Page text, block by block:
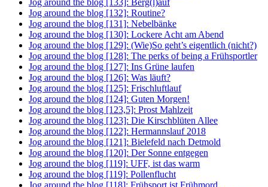
Jog around the blog [132]: Routine?
Jog around the blog [131]: Nebelbänke
Jog around the blog [130]: Lockere Acht am Abend
Jog around the blog [129]: (Wie)So geht’s eigentlich (nicht?)
Jog around the blog [128]: The perks of being a Frühsportler
Jog around the blog [127]: Ins Grüne laufen
Jog around the blog [126]: Was läuft?
Jog around the blog [125]: Frischluftlauf
Jog around the blog [124]: Guten Morgen!
Jog around the blog [123,5]: Prost Mahlzeit
Jog around the blog [123]: Die Kirschblüten Allee
Jog around the blog [122]: Hermannslauf 2018
Jog around the blog [121]: Bielefeld nach Detmold
Jog around the blog [120]: Der Sonne entgegen
Jog around the blog [119]: UFF, ist das warm
Jog around the blog [119]: Pollenflucht
Jog around the blog [118]: Frühsport ist Frühmord